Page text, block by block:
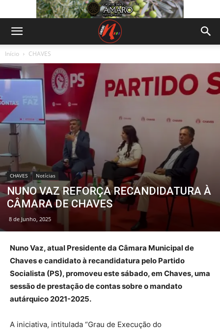
Início CHAVES
CHAVES Notícias
NUNO VAZ REFORÇA RECANDIDATURA À
CÂMARA DE CHAVES
8 de Junho, 2025
Nuno Vaz, atual Presidente da Câmara Municipal de
Chaves e candidato à recandidatura pelo Partido
Socialista (PS), promoveu este sábado, em Chaves, uma
sessão de prestação de contas sobre o mandato
autárquico 2021-2025.
A iniciativa, intitulada “Grau de Execução do